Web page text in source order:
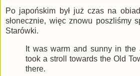
Po japońskim był już czas na
słonecznie, więc znowu poszliśmy
Starówki.
It was warm and sunny in the
took a stroll towards the Old
there.